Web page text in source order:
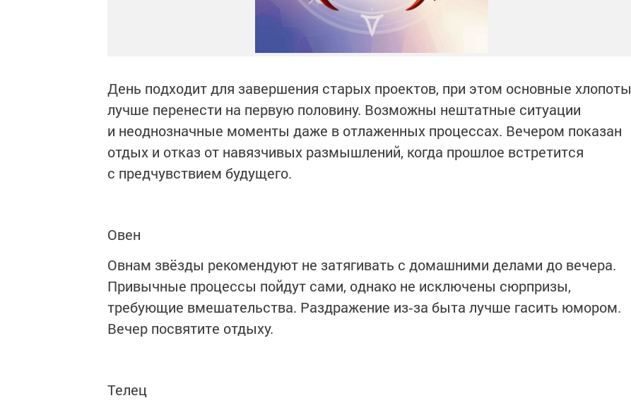
День подходит для завершения старых проектов, при этом основные хлопоты
лучше перенести на первую половину. Возможны нештатные ситуации
и неоднозначные моменты даже в отлаженных процессах. Вечером показан
отдых и отказ от навязчивых размышлений, когда прошлое встретится
с предчувствием будущего.
Овен
Овнам звёзды рекомендуют не затягивать с домашними делами до вечера.
Привычные процессы пойдут сами, однако не исключены сюрпризы,
требующие вмешательства. Раздражение из‑за быта лучше гасить юмором.
Вечер посвятите отдыху.
Телец